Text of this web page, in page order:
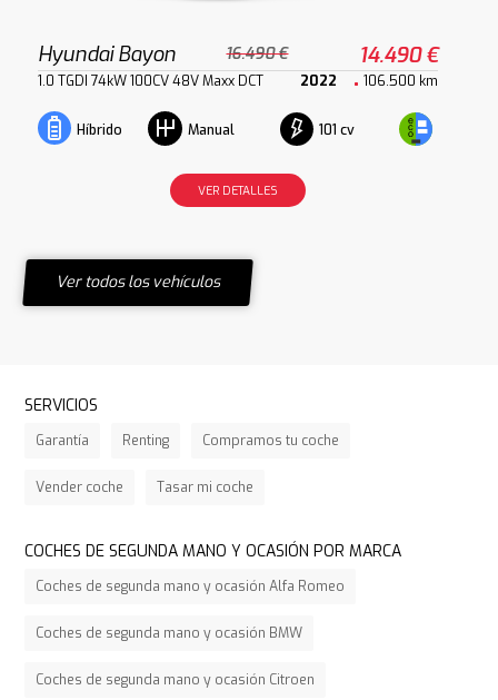
Hyundai Bayon 16.490 € 14.490 €
1.0 TGDI 74kW 100CV 48V Maxx DCT 2022 106.500 km
Híbrido Manual 101 cv
VER DETALLES
Ver todos los vehículos
SERVICIOS
Garantía Renting Compramos tu coche
Vender coche Tasar mi coche
COCHES DE SEGUNDA MANO Y OCASIÓN POR MARCA
Coches de segunda mano y ocasión Alfa Romeo
Coches de segunda mano y ocasión BMW
Coches de segunda mano y ocasión Citroen